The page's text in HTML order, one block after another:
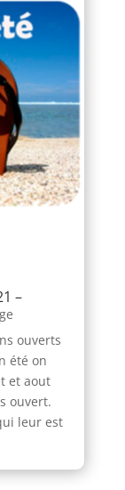
–
ouverts
été on
et aout
ouvert.
leur est